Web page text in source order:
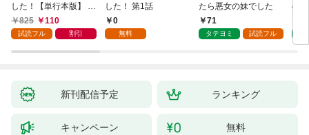
した！【単行本版】 1
巻825 110
試読フル 割引
した！ 第1話
0
無料
たら悪女の妹でした
71
タテヨミ 試読フル
の
新刊配信予定 ランキング
キャンペーン 無料